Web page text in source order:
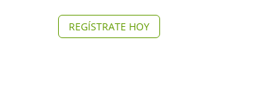
REGÍSTRATE HOY